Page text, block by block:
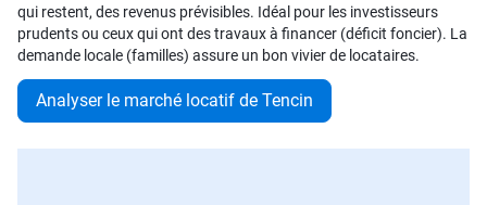
qui restent, des revenus prévisibles. Idéal pour les investisseurs
prudents ou ceux qui ont des travaux à financer (déficit foncier). La
demande locale (familles) assure un bon vivier de locataires.
Analyser le marché locatif de Tencin